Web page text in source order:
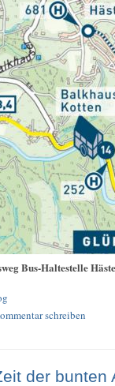
Bus-Haltestelle
schreiben
der bunten